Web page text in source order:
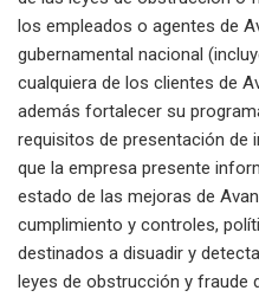
los empleados o agentes de
gubernamental nacional
cualquiera de los clientes de
además fortalecer su
requisitos de presentación de
que la empresa presente
estado de las mejoras de
cumplimiento y controles,
destinados a disuadir y
leyes de obstrucción y fraude